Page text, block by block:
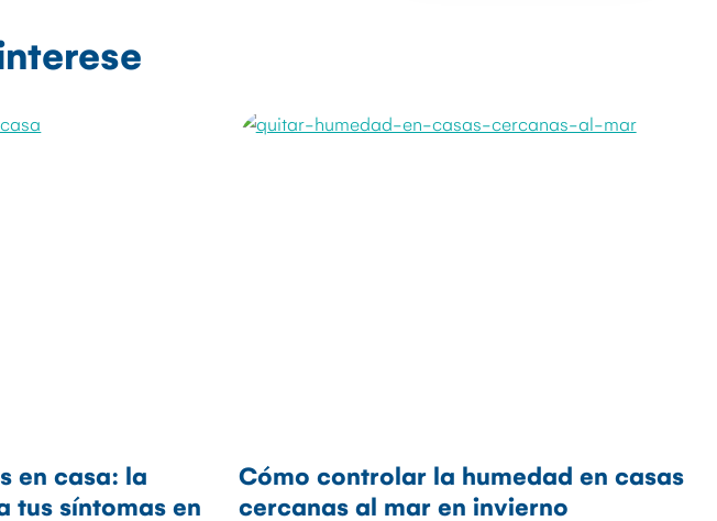
en casa: la
tus síntomas en
Cómo controlar la humedad en casas
cercanas al mar en invierno